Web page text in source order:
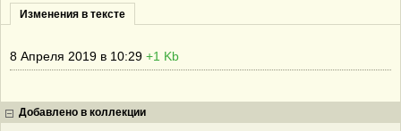
Изменения в тексте
8 Апреля 2019 в 10:29 +1 Kb
Добавлено в коллекции